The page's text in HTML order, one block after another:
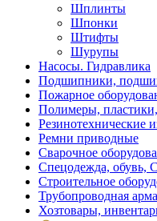
Шплинты
Шпонки
Штифты
Шурупы
Насосы. Гидравлика
Подшипники,
Пожарное
Полимеры,
Резинотехнические
Ремни приводные
Сварочное
Спецодежда, обувь,
Строительное
Трубопроводная
Хозтовары,